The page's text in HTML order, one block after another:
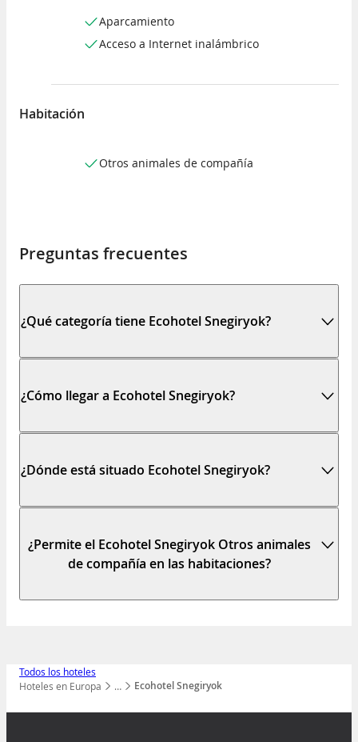
Todos los hoteles
…
Mostrar todos los niveles
Hoteles en Europa Ecohotel Snegiryok
Aparcamiento
Acceso a Internet inalámbrico
Habitación
Otros animales de compañía
Preguntas frecuentes
¿Qué categoría tiene Ecohotel Snegiryok?
¿Cómo llegar a Ecohotel Snegiryok?
¿Dónde está situado Ecohotel Snegiryok?
¿Permite el Ecohotel Snegiryok Otros animales
de compañía en las habitaciones?